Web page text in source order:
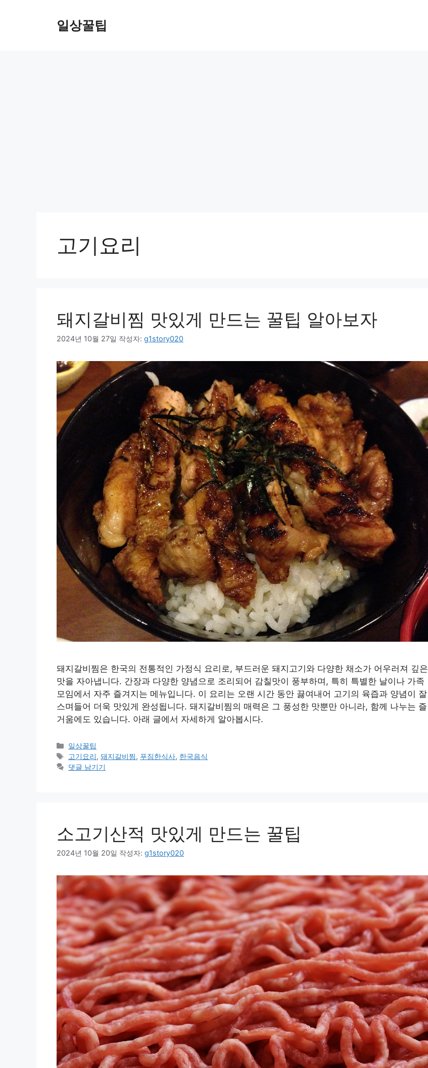
일상꿀팁
고기요리
돼지갈비찜 맛있게 만드는 꿀팁 알아보자
2024년 10월 27일 작성자: g1story020
돼지갈비찜은 한국의 전통적인 가정식 요리로, 부드러운 돼지고기와 다양한 채소가 어우러져 깊은
맛을 자아냅니다. 간장과 다양한 양념으로 조리되어 감칠맛이 풍부하며, 특히 특별한 날이나 가족
모임에서 자주 즐겨지는 메뉴입니다. 이 요리는 오랜 시간 동안 끓여내어 고기의 육즙과 양념이 잘
스며들어 더욱 맛있게 완성됩니다. 돼지갈비찜의 매력은 그 풍성한 맛뿐만 아니라, 함께 나누는 즐
거움에도 있습니다. 아래 글에서 자세하게 알아봅시다.
카
테
고
일상꿀팁
태
그
고기요리,돼지갈비찜, 푸짐한식사, 한국음식
댓글 남기기
소고기산적 맛있게 만드는 꿀팁
2024년 10월 20일 작성자: g1story020